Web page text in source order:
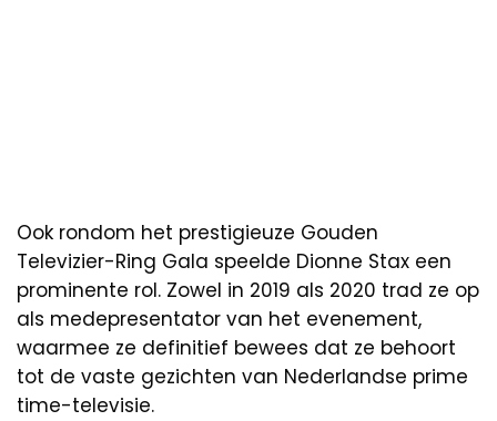
Ook rondom het prestigieuze Gouden
Televizier-Ring Gala speelde Dionne Stax een
prominente rol. Zowel in 2019 als 2020 trad ze op
als medepresentator van het evenement,
waarmee ze definitief bewees dat ze behoort
tot de vaste gezichten van Nederlandse prime
time-televisie.